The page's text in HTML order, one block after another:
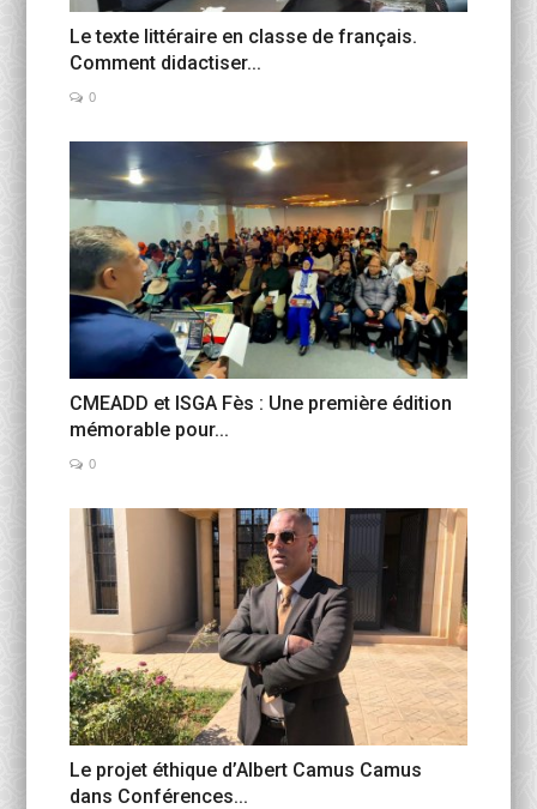
Le texte littéraire en classe de français.
Comment didactiser...
0
CMEADD et ISGA Fès : Une première édition
mémorable pour...
0
Le projet éthique d’Albert Camus Camus
dans Conférences...